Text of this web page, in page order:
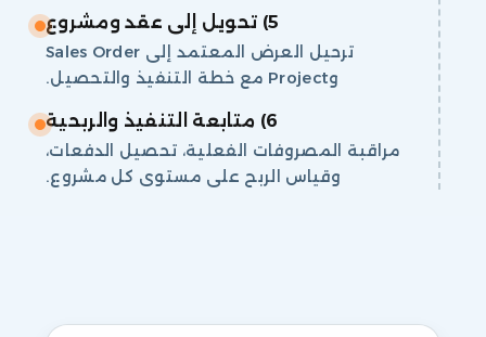
5) تحويل إلى عقد ومشروع
ترحيل العرض المعتمد إلى Sales Order
وProject مع خطة التنفيذ والتحصيل.
6) متابعة التنفيذ والربحية
مراقبة المصروفات الفعلية، تحصيل الدفعات،
وقياس الربح على مستوى كل مشروع.